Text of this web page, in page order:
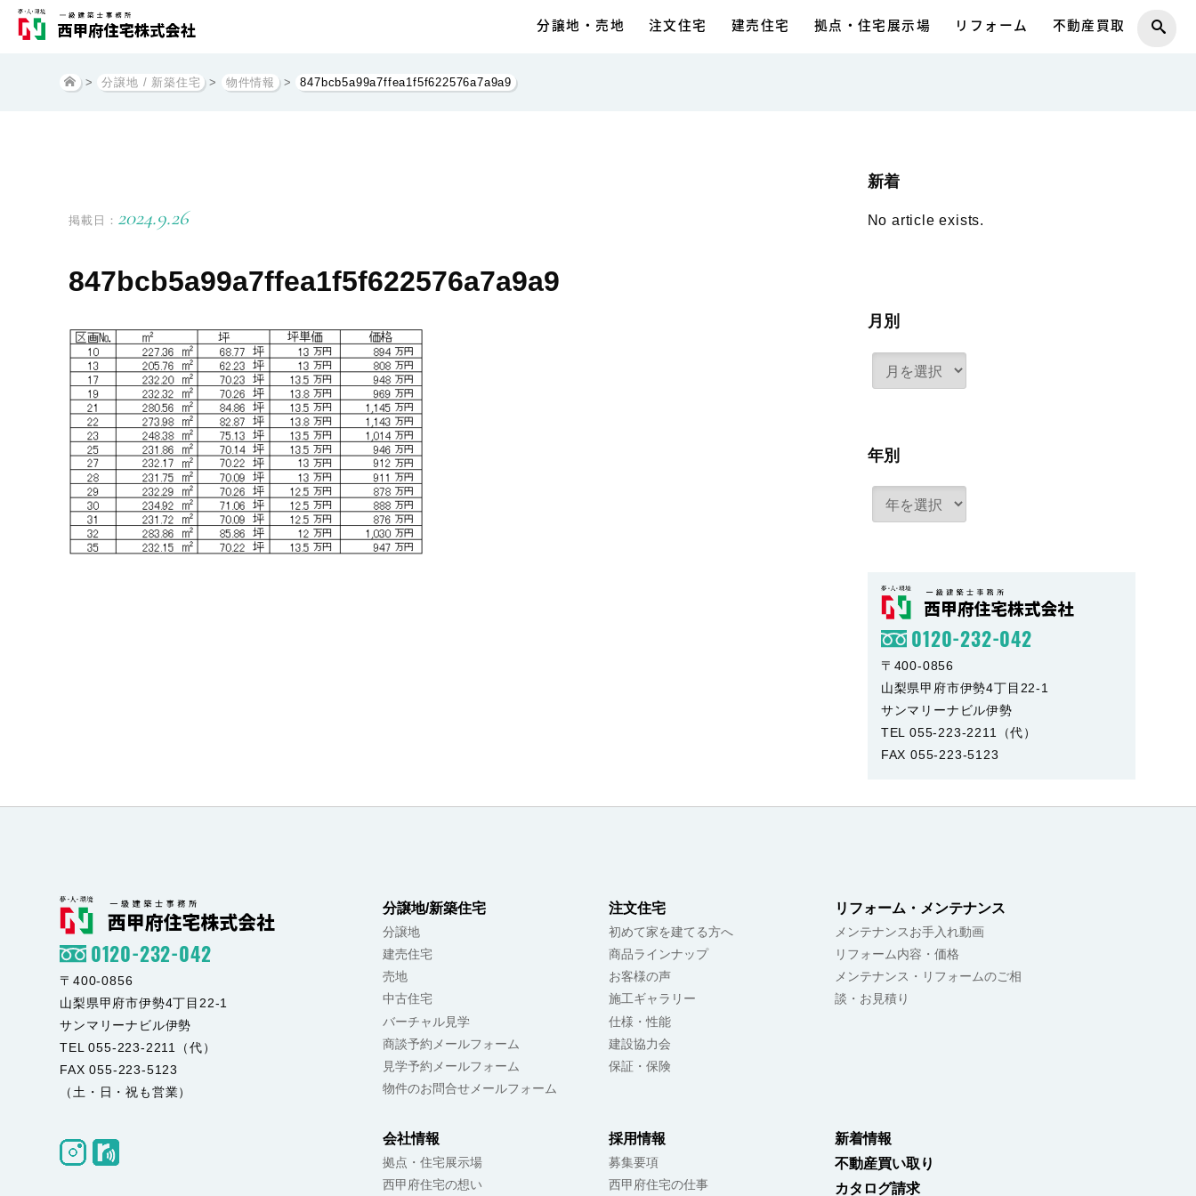
分譲地・売地 注文住宅 建売住宅 拠点・住宅展示場 リフォーム 不動産買取
> 分譲地 / 新築住宅 > 物件情報 > 847bcb5a99a7ffea1f5f622576a7a9a9
掲載日： 2024.9.26
847bcb5a99a7ffea1f5f622576a7a9a9
新着
No article exists.
月別
年別
0120-232-042
〒400-0856
山梨県甲府市伊勢4丁目22-1
サンマリーナビル伊勢
TEL 055-223-2211（代）
FAX 055-223-5123
分譲地/新築住宅
分譲地
建売住宅
売地
中古住宅
バーチャル見学
商談予約メールフォーム
見学予約メールフォーム
物件のお問合せメールフォーム
注文住宅
初めて家を建てる方へ
商品ラインナップ
お客様の声
施工ギャラリー
仕様・性能
建設協力会
保証・保険
リフォーム・メンテナンス
メンテナンスお手入れ動画
リフォーム内容・価格
メンテナンス・リフォームのご相
談・お見積り
会社情報
拠点・住宅展示場
西甲府住宅の想い
採用情報
募集要項
西甲府住宅の仕事
新着情報
不動産買い取り
カタログ請求
0120-232-042
〒400-0856
山梨県甲府市伊勢4丁目22-1
サンマリーナビル伊勢
TEL 055-223-2211（代）
FAX 055-223-5123
（土・日・祝も営業）